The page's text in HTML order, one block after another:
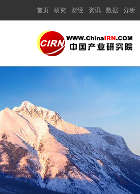
首页 研究 财经 资讯 数据 分析